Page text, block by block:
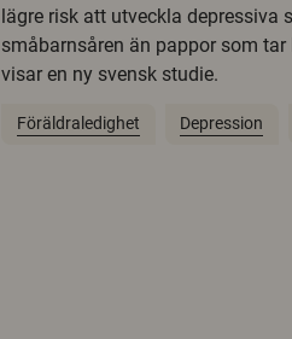
lägre risk att utveckla depressiva
småbarnsåren än pappor som tar
visar en ny svensk studie.
Föräldraledighet Depression